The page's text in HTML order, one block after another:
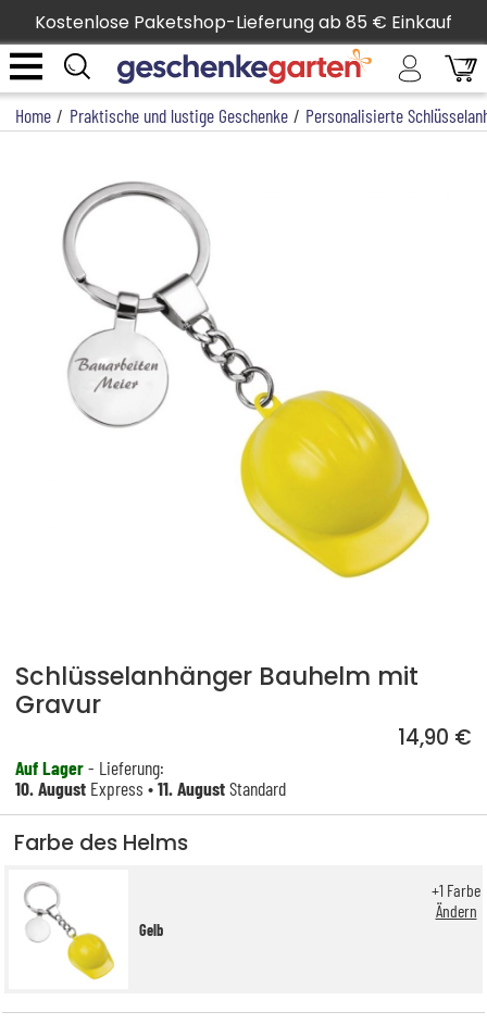
Kostenlose Paketshop-Lieferung ab 85 € Einkauf
Home / Praktische und lustige Geschenke / Personalisierte
Schlüsselanhänger Bauhelm mit
Gravur
14,90 €
Auf Lager- Lieferung:
10. August Express •11. AugustStandard
Farbe des Helms
Gelb
+1 Farbe
Ändern